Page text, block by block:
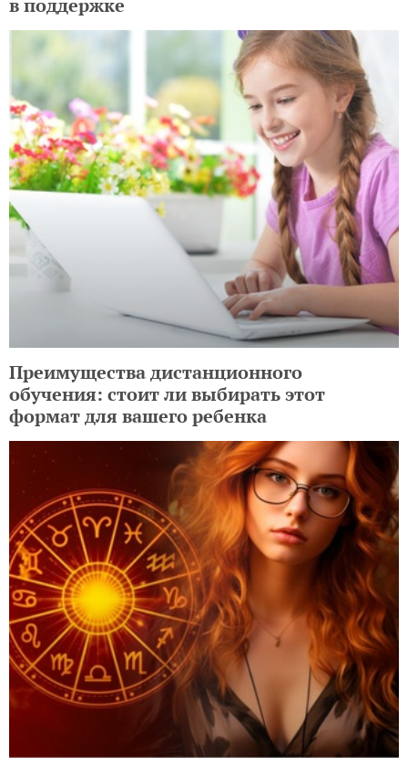
Преимущества дистанционного
обучения: стоит ли выбирать этот
формат для вашего ребенка